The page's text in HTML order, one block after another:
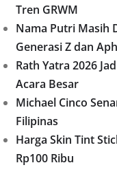
Tren GRWM
Nama Putri Masih
Generasi Z dan
Rath Yatra 2026
Acara Besar
Michael Cinco
Filipinas
Harga Skin Tint
Rp100 Ribu